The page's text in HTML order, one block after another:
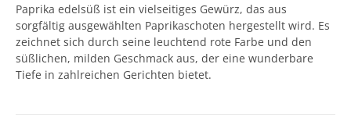
Paprika edelsüß ist ein vielseitiges Gewürz, das aus
sorgfältig ausgewählten Paprikaschoten hergestellt wird. Es
zeichnet sich durch seine leuchtend rote Farbe und den
süßlichen, milden Geschmack aus, der eine wunderbare
Tiefe in zahlreichen Gerichten bietet.